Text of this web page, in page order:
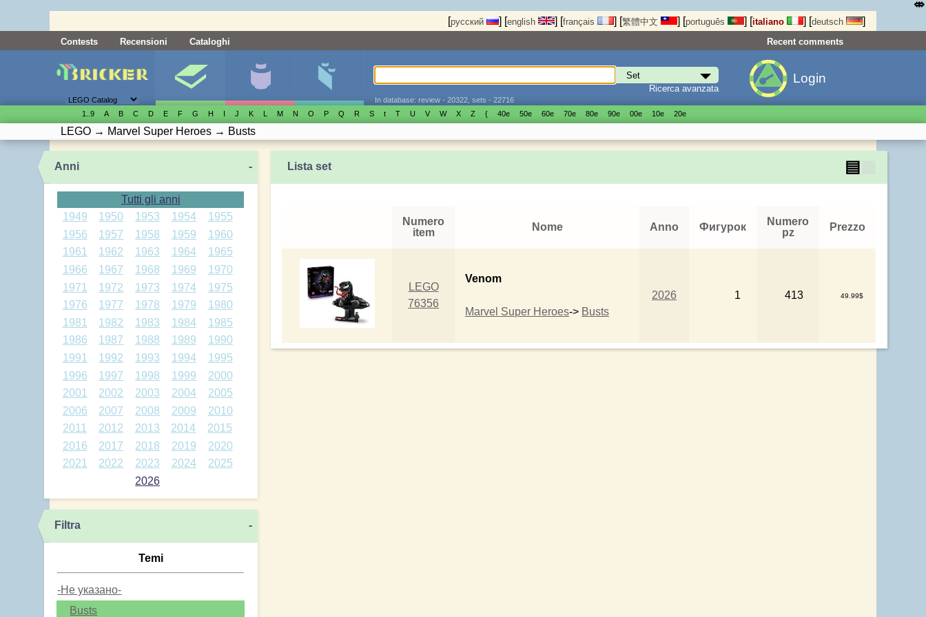
[русский ] [english ] [français ] [繁體中文 ] [português ] [italiano ] [deutsch ]
Contests Recensioni Cataloghi Recent comments
Ricerca avanzata
In database: review - 20322, sets - 22716
Login
1..9 A B C D E F G H I J K L M N O P Q R S t T U V W X Z { 40е 50е 60е 70е 80е 90е 00е 10е 20е
LEGO → Marvel Super Heroes → Busts
Anni -
Tutti gli anni
1949
1950 1953 1954
1955
1956
1957 1958 1959
1960
1961
1962 1963 1964
1965
1966
1967 1968 1969
1970
1971
1972 1973 1974
1975
1976
1977 1978 1979
1980
1981
1982 1983 1984
1985
1986
1987 1988 1989
1990
1991
1992 1993 1994
1995
1996
1997 1998 1999
2000
2001
2002 2003 2004
2005
2006
2007 2008 2009
2010
2011
2012 2013 2014
2015
2016
2017 2018 2019
2020
2021
2022 2023 2024
2025
2026
Filtra -
Temi
-Не указано-
Busts
Lista set ▤
Numero
item
Nome Anno Фигурок
Numero
pz
Prezzo
LEGO
76356
Venom
Marvel Super Heroes-> Busts
2026 1 413 49.99$
⤄